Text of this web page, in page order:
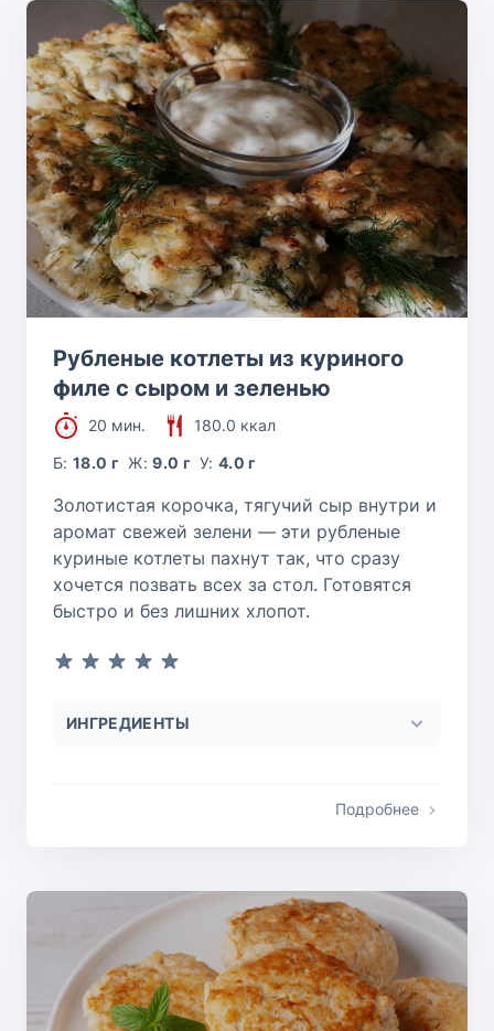
Рубленые котлеты из куриного
филе с сыром и зеленью
20 мин.
180.0 ккал
Б:18.0 г Ж:9.0 г У:4.0 г
Золотистая корочка, тягучий сыр внутри и
аромат свежей зелени — эти рубленые
куриные котлеты пахнут так, что сразу
хочется позвать всех за стол. Готовятся
быстро и без лишних хлопот.
ИНГРЕДИЕНТЫ
Подробнее